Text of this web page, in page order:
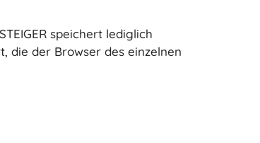
speichert lediglich
die der Browser des einzelnen